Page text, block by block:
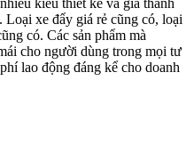
kiểu thiết kế và giá thành
Loại xe đẩy giá rẻ cũng có, loại
có. Các sản phẩm mà
cho người dùng trong mọi tư
lao động đáng kể cho doanh